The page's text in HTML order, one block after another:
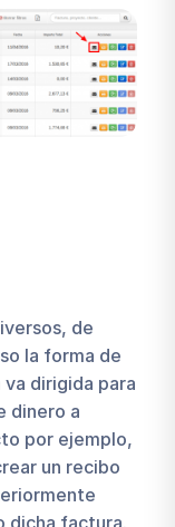
de
la forma de
dirigida para
dinero a
por ejemplo,
un recibo